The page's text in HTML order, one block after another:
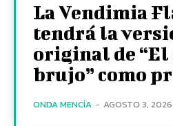
La Vendimia
tendrá la
original de “El
brujo” como
ONDA MENCÍA - AGOSTO 3, 2026